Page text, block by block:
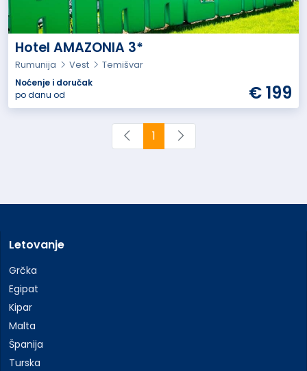
Hotel AMAZONIA 3*
Rumunija Vest
Temišvar
Noćenje i doručak
po danu od
€ 199
1
Letovanje
Grčka
Egipat
Kipar
Malta
Španija
Turska